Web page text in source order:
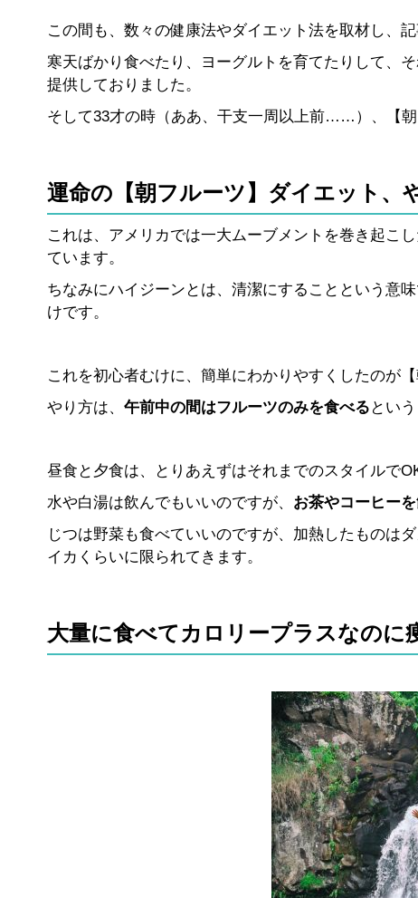
この間も、数々の健康法やダイエット法を取材し、
寒天ばかり食べたり、ヨーグルトを育てたりして、
提供しておりました。
そして33才の時（ああ、干支一周以上前……）、【朝
運命の【朝フルーツ】ダイエット、
これは、アメリカでは一大ムーブメントを巻き起こ
ています。
ちなみにハイジーンとは、清潔にすることという意
けです。
これを初心者むけに、簡単にわかりやすくしたのが
やり方は、午前中の間はフルーツのみを食べる とい
昼食と夕食は、とりあえずはそれまでのスタイルで
水や白湯は飲んでもいいのですが、 お茶やコーヒーを
じつは野菜も食べていいのですが、加熱したものは
イカくらいに限られてきます。
大量に食べてカロリープラスなのに